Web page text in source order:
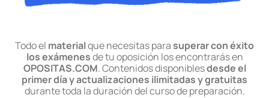
OPOSITAS
Todo el materialque necesitas para superar con éxito
los exámenesde tu oposición los encontrarás en
OPOSITAS.COM. Contenidos disponiblesdesde el
primer día y actualizaciones ilimitadas y gratuitas
durante toda la duración del curso de preparación.